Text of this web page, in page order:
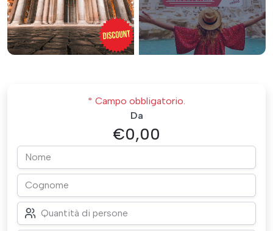
* Campo obbligatorio.
Da
€0,00